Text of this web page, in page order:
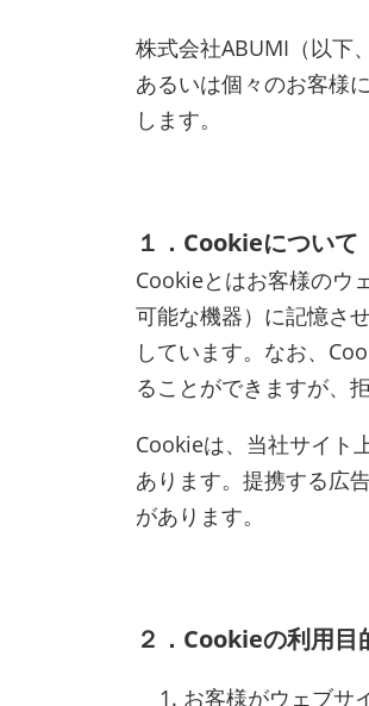
株式会社ABUMI（以下
あるいは個々のお客様
します。
１．Cookieについて
Cookieとはお客様のウ
可能な機器）に記憶さ
しています。なお、
ることができますが、
Cookieは、当社サイト
あります。提携する広
があります。
２．Cookieの利用目
お客様がウェブサ